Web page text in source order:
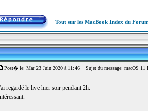
Tout sur les MacBook Index du
Post� le: Mar 23 Juin 2020 à 11:46 Sujet du message: macOS 11
regardé le live hier soir pendant 2h.